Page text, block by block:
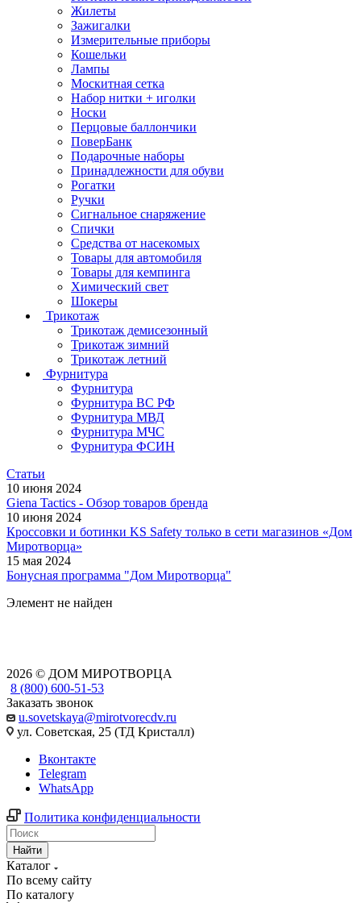
Жилеты
Зажигалки
Измерительные приборы
Кошельки
Лампы
Москитная сетка
Набор нитки + иголки
Носки
Перцовые баллончики
ПоверБанк
Подарочные наборы
Принадлежности для обуви
Рогатки
Ручки
Сигнальное снаряжение
Спички
Средства от насекомых
Товары для автомобиля
Товары для кемпинга
Химический свет
Шокеры
Трикотаж
Трикотаж демисезонный
Трикотаж зимний
Трикотаж летний
Фурнитура
Фурнитура
Фурнитура ВС РФ
Фурнитура МВД
Фурнитура МЧС
Фурнитура ФСИН
Статьи
10 июня 2024
Giena Tactics - Обзор товаров бренда
10 июня 2024
Кроссовки и ботинки KS Safety только в сети магазинов «Дом
Миротворца»
15 мая 2024
Бонусная программа "Дом Миротворца"
Элемент не найден
2026 © ДОМ МИРОТВОРЦА
8 (800) 600-51-53
Заказать звонок
u.sovetskaya@mirotvorecdv.ru
ул. Советская, 25 (ТД Кристалл)
Вконтакте
Telegram
WhatsApp
Политика конфиденциальности
Найти
Каталог
По всему сайту
По каталогу